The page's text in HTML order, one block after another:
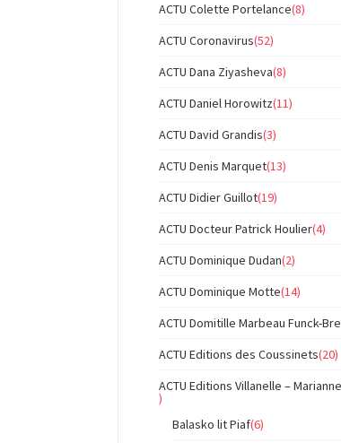
ACTU Colette Portelance(8)
ACTU Coronavirus(52)
ACTU Dana Ziyasheva(8)
ACTU Daniel Horowitz(11)
ACTU David Grandis(3)
ACTU Denis Marquet(13)
ACTU Didier Guillot(19)
ACTU Docteur Patrick Houlier(4)
ACTU Dominique Dudan(2)
ACTU Dominique Motte(14)
ACTU Domitille Marbeau Funck-
ACTU Editions des Coussinets(20)
ACTU Editions Villanelle –
)
Balasko lit Piaf(6)